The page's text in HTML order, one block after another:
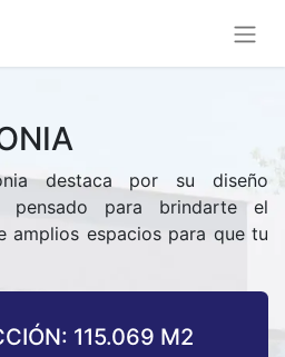
destaca por su diseño
pensado para brindarte el
amplios espacios para que tu
115.069 M2